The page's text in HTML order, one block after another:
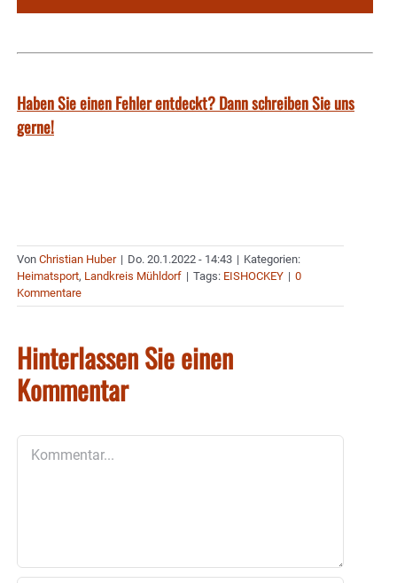
Haben Sie einen Fehler entdeckt? Dann schreiben Sie uns
gerne!
Von Christian Huber | Do. 20.1.2022 - 14:43 | Kategorien:
Heimatsport, Landkreis Mühldorf | Tags: EISHOCKEY | 0
Kommentare
Hinterlassen Sie einen
Kommentar